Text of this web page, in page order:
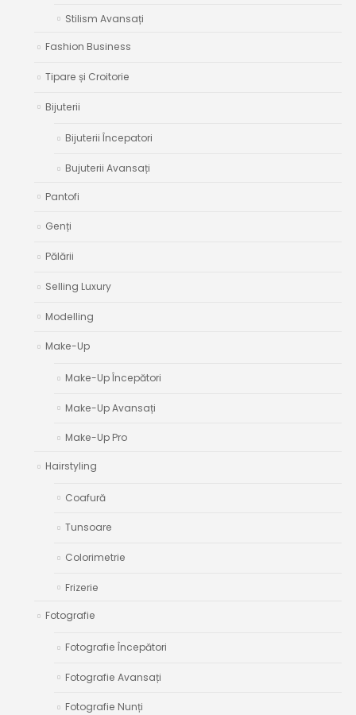
Stilism Avansați
Fashion Business
Tipare și Croitorie
Bijuterii
Bijuterii Începatori
Bujuterii Avansați
Pantofi
Genți
Pălării
Selling Luxury
Modelling
Make-Up
Make-Up Începători
Make-Up Avansați
Make-Up Pro
Hairstyling
Coafură
Tunsoare
Colorimetrie
Frizerie
Fotografie
Fotografie Începători
Fotografie Avansați
Fotografie Nunți